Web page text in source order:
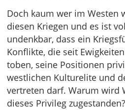
Doch kaum wer im Westen
diesen Kriegen und es ist
undenkbar, dass ein
Konflikte, die seit
toben, seine Positionen
westlichen Kulturelite und
vertreten darf. Warum wird
dieses Privileg zugestanden?